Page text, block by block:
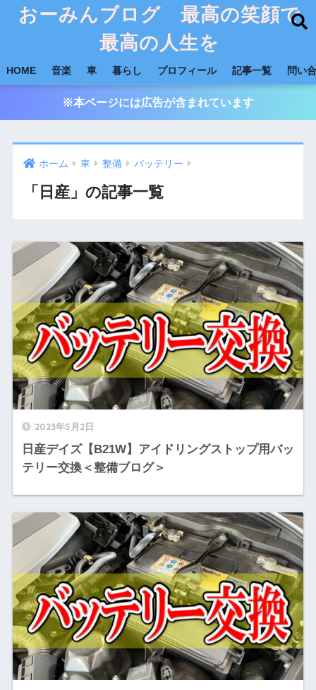
おーみんブログ 最高の笑顔で
最高の人生を
HOME 音楽 車 暮らし プロフィール 記事一覧 問い
※本ページには広告が含まれています
ホーム 車 整備 バッテリー
「日産」の記事一覧
2023年5月2日
日産デイズ【B21W】アイドリングストップ用バッ
テリー交換＜整備ブログ＞